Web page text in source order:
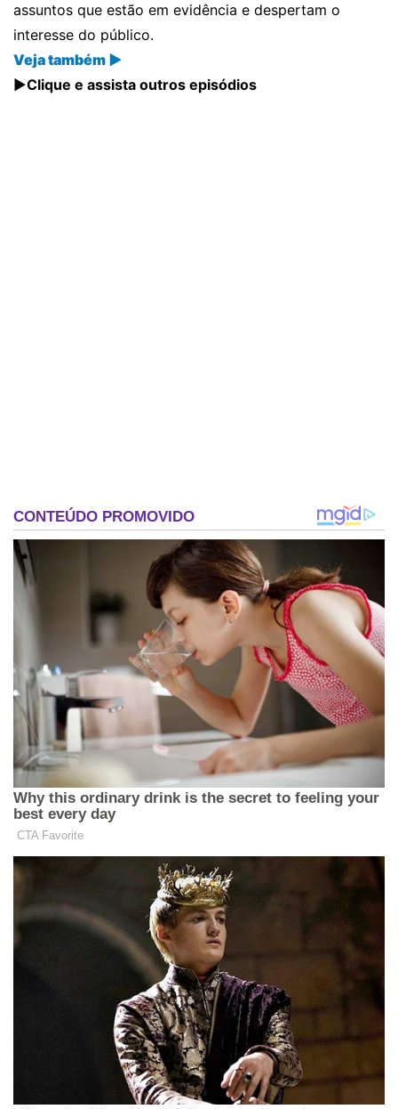
assuntos que estão em evidência e despertam o
interesse do público.
Veja também ▶
▶️Clique e assista outros episódios